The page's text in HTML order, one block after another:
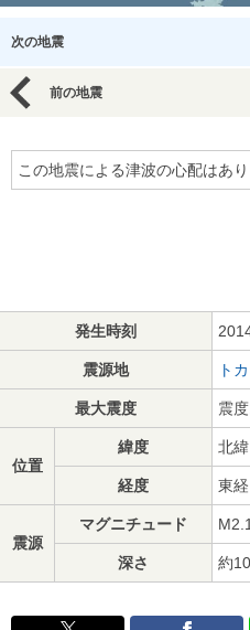
次の地震
前の地震
この地震による津波の心配はあり
発生時刻
震源地 ト
最大震度 震度
位置
緯度 北
経度 東
震源
マグニチュード M2.1
深さ 約